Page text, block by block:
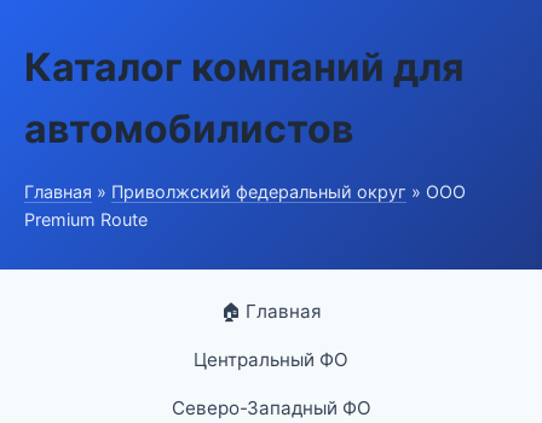
Каталог компаний для
автомобилистов
Главная » Приволжский федеральный округ » ООО
Premium Route
🏠 Главная
Центральный ФО
Северо-Западный ФО